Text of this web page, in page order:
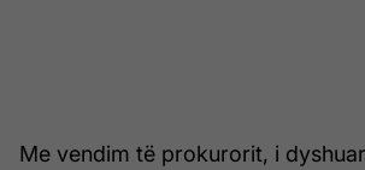
Me vendim të prokurorit, i